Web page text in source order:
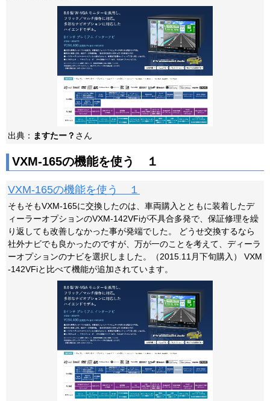
出典： ますたー？ さん
VXM-165の機能を使う １
VXM-165の機能を使う １
そもそもVXM-165に交換したのは、車両購入とともに装着したデ
ィーラーオプションのVXM-142VFiが不具合多発で、保証修理を繰
り返しても改善しなかった事が発端でした。 どうせ交換するなら
社外ナビでも良かったのですが、万が一のことを考えて、ディーラ
ーオプションのナビを選択しました。（2015.11月下旬購入） VXM
-142VFiと比べて機能が追加されています。